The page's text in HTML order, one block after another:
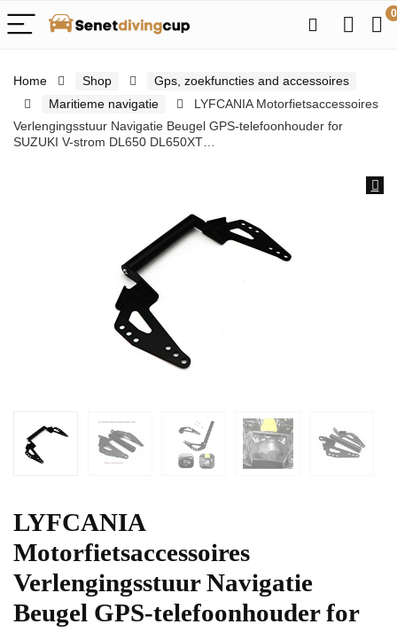
0
Home Shop
Gps, zoekfuncties and accessoires
Maritieme navigatie
LYFCANIA Motorfietsaccessoires
Verlengingsstuur Navigatie Beugel GPS-telefoonhouder for
SUZUKI V-strom DL650 DL650XT…
LYFCANIA
Motorfietsaccessoires
Verlengingsstuur Navigatie
Beugel GPS-telefoonhouder for